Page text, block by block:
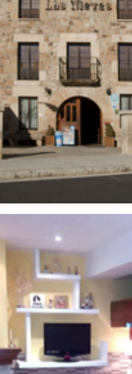
25 de septiembre de 2020
LAS
25 de septiembre de 2020
RURAL SAL DEL